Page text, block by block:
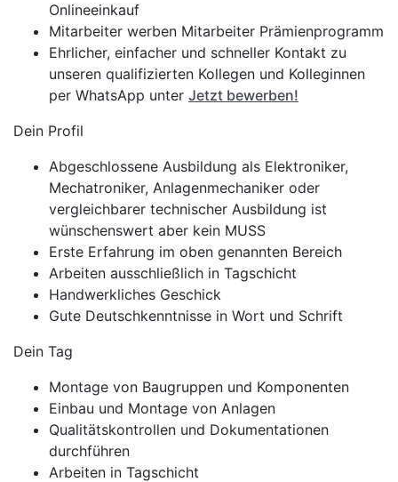
Onlineeinkauf
Mitarbeiter werben Mitarbeiter Prämienprogramm
Ehrlicher, einfacher und schneller Kontakt zu
unseren qualifizierten Kollegen und Kolleginnen
per WhatsApp unter Jetzt bewerben!
Dein Profil
Abgeschlossene Ausbildung als Elektroniker,
Mechatroniker, Anlagenmechaniker oder
vergleichbarer technischer Ausbildung ist
wünschenswert aber kein MUSS
Erste Erfahrung im oben genannten Bereich
Arbeiten ausschließlich in Tagschicht
Handwerkliches Geschick
Gute Deutschkenntnisse in Wort und Schrift
Dein Tag
Montage von Baugruppen und Komponenten
Einbau und Montage von Anlagen
Qualitätskontrollen und Dokumentationen
durchführen
Arbeiten in Tagschicht